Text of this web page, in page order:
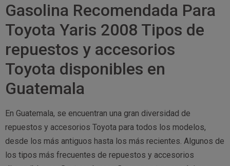
Gasolina Recomendada Para
Toyota Yaris 2008 Tipos de
repuestos y accesorios
Toyota disponibles en
Guatemala
En Guatemala, se encuentran una gran diversidad de
repuestos y accesorios Toyota para todos los modelos,
desde los más antiguos hasta los más recientes. Algunos de
los tipos más frecuentes de repuestos y accesorios